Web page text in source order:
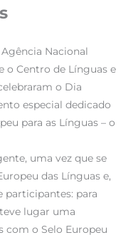
Nacional
o Centro de Línguas e
o Dia
especial dedicado
para as Línguas – o
uma vez que se
das Línguas e,
participantes: para
lugar uma
com o Selo Europeu